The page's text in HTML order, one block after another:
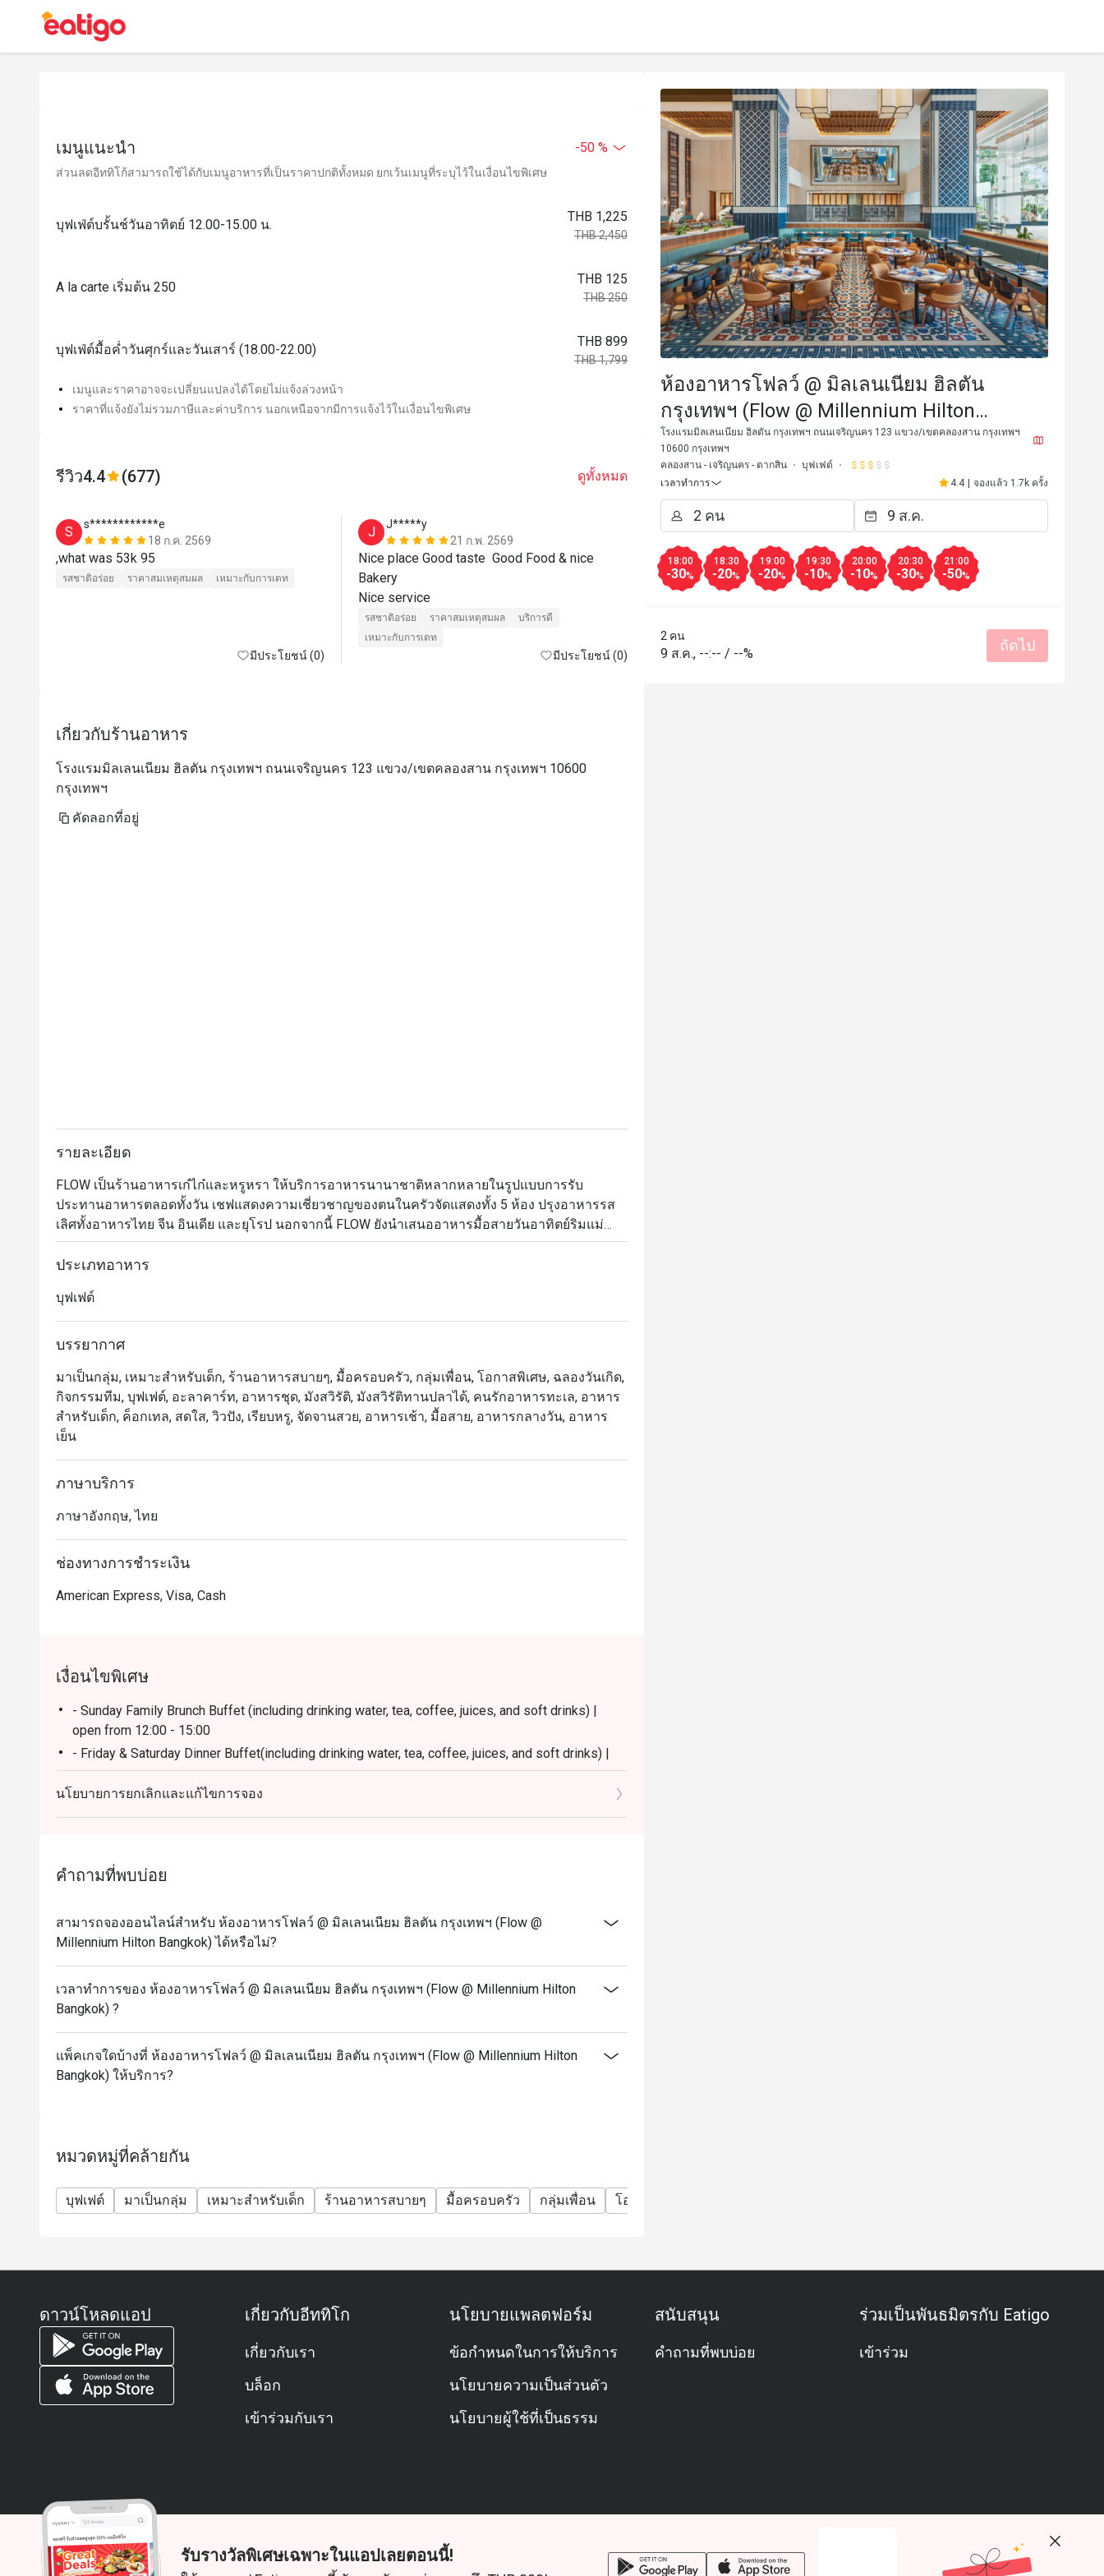
เมนูแนะนำ -50 %
ส่วนลดอีททิโก้สามารถใช้ได้กับเมนูอาหารที่เป็นราคาปกติทั้งหมด ยกเว้นเมนูที่ระบุไว้ในเงื่อนไขพิเศษ
บุฟเฟ่ต์บรั้นช์วันอาทิตย์ 12.00-15.00 น.
THB 1,225
THB 2,450
A la carte เริ่มต้น 250
THB 125
THB 250
บุฟเฟ่ต์มื้อค่ำวันศุกร์และวันเสาร์ (18.00-22.00)
THB 899
THB 1,799
เมนูและราคาอาจจะเปลี่ยนแปลงได้โดยไม่แจ้งล่วงหน้า
ราคาที่แจ้งยังไม่รวมภาษีและค่าบริการ นอกเหนือจากมีการแจ้งไว้ในเงื่อนไขพิเศษ
รีวิว4.4 (677) ดูทั้งหมด
S
s************e
18 ก.ค. 2569
,what was 53k 95
รสชาติอร่อย ราคาสมเหตุสมผล เหมาะกับการเดท
มีประโยชน์ (0)
J
J*****y
21 ก.พ. 2569
Nice place Good taste  Good Food & nice
Bakery
รสชาติอร่อย ราคาสมเหตุสมผล
บริการดี
เหมาะกับการเดท
มีประโยชน์ (0)
M
M****n
one of our favourite buffet places with good
selection, great quality and nice location next
สถานที่สะอาด
J
When it comes to
nails it! 🔥🍽️ Their hot,
Chocolate Tart,
รสชาติอร่อย ราคาสมเหตุสม
เกี่ยวกับร้านอาหาร
โรงแรมมิลเลนเนียม ฮิลตัน กรุงเทพฯ ถนนเจริญนคร 123 แขวง/เขตคลองสาน กรุงเทพฯ 10600
กรุงเทพฯ
คัดลอกที่อยู่
รายละเอียด
FLOW เป็นร้านอาหารเก๋ไก๋และหรูหรา ให้บริการอาหารนานาชาติหลากหลายในรูปแบบการรับ
ประทานอาหารตลอดทั้งวัน เชฟแสดงความเชี่ยวชาญของตนในครัวจัดแสดงทั้ง 5 ห้อง ปรุงอาหารรส
เลิศทั้งอาหารไทย จีน อินเดีย และยุโรป นอกจากนี้ FLOW ยังนำเสนออาหารมื้อสายวันอาทิตย์ริมแม่น้ำ
ที่หรูหรา พร้อมการแสดงดนตรีสด สเตชั่นเนื้อวากิวที่ปรุงแบบสโลว์คุก และโรงละครของหวานขึ้นชื่อ
นอกจากนี้ เพื่อให้ค่ำคืนของคุณประทับใจไม่รู้ลืม FLOW ขอนำเสนอบุฟเฟ่ต์มื้อค่ำเลิศรสที่เน้นอาหาร
Flow @ Millennium Hilton Bangkok คือห้องอาหารนานาชาติที่ให้บริการบุฟเฟ่ต์ โดยตั้งอยู่ชั้น 1 ของ
ริมแม่น้ำเจ้าพระยาโปร่งสบาย เหมาะสำหรับครอบครัวและกลุ่มเพื่อน
・จุดเด่นของร้านคือบุฟเฟ่ต์คุณภาพ ทั้ง ซีฟู้ดสด, ชีสเซเล็กชันหลากชนิด, และเมนูห้ามพลาดอย่าง
Massaman Beef Cheeks รวมถึงโซนพิซซ่าและของหวานที่ได้รับคำชมอย่างมาก พร้อมบริการเอาใจ
ใส่จากทีมงาน
ใจ เหมาะกับทั้งมื้อครอบครัวและโอกาสพิเศษ
・เหมาะสำหรับนักท่องเที่ยวที่มองหาบุฟเฟ่ต์คุณภาพ พร้อมวิวริมแม่น้ำ และตั้งอยู่ใกล้ไอคอนสยาม
ประเภทอาหาร
บุฟเฟต์
บรรยากาศ
มาเป็นกลุ่ม, เหมาะสำหรับเด็ก, ร้านอาหารสบายๆ, มื้อครอบครัว, กลุ่มเพื่อน, โอกาสพิเศษ, ฉลองวันเกิด,
กิจกรรมทีม, บุฟเฟต์, อะลาคาร์ท, อาหารชุด, มังสวิรัติ, มังสวิรัติทานปลาได้, คนรักอาหารทะเล, อาหาร
สำหรับเด็ก, ค็อกเทล, สดใส, วิวปัง, เรียบหรู, จัดจานสวย, อาหารเช้า, มื้อสาย, อาหารกลางวัน, อาหาร
เย็น
ภาษาบริการ
ภาษาอังกฤษ, ไทย
ช่องทางการชำระเงิน
American Express, Visa, Cash
เงื่อนไขพิเศษ
- Sunday Family Brunch Buffet (including drinking water, tea, coffee, juices, and soft drinks) |
open from 12:00 - 15:00
- Friday & Saturday Dinner Buffet(including drinking water, tea, coffee, juices, and soft drinks) |
open from 18:00 - 22:00
- Monday - Thursday: A La Carte menu start 12.00-9.30 PM
- Friday-Saturday: A La Carte menu start 12.00-4.30 PM
* Prices may be changed at any time without further notice on Public holidays, special events
(e.g. Christmas, New Year, Valentine’s day etc.)
more than 15 minutes early your reservation is not valid.
* Discount applies to Buffet and a la carte menu not applicable with drinks menu and any other
restaurant’s ongoing promotion.
Promotion cannot be applied with any other in-house promotions. Please refer to the special
conditions below for more details.
* Menu and pricing subject to change without notice.
** All prices in THB and are exclusive of VAT and service charge unless otherwise indicated
under special conditions.
A: International cuisine with a premium buffet featuring seafood, cheese, and global dishes.
Q: What are the menu highlights?
A: Fresh seafood, cheese selections, Massaman Beef Cheeks, and pizza.
Q: What is the dress code?
San.
นโยบายการยกเลิกและแก้ไขการจอง
คำถามที่พบบ่อย
สามารถจองออนไลน์สำหรับ ห้องอาหารโฟลว์ @ มิลเลนเนียม ฮิลตัน กรุงเทพฯ (Flow @
Millennium Hilton Bangkok) ได้หรือไม่?
เวลาทำการของ ห้องอาหารโฟลว์ @ มิลเลนเนียม ฮิลตัน กรุงเทพฯ (Flow @ Millennium Hilton
Bangkok) ?
แพ็คเกจใดบ้างที่ ห้องอาหารโฟลว์ @ มิลเลนเนียม ฮิลตัน กรุงเทพฯ (Flow @ Millennium Hilton
Bangkok) ให้บริการ?
หมวดหมู่ที่คล้ายกัน
บุฟเฟต์ มาเป็นกลุ่ม เหมาะสำหรับเด็ก ร้านอาหารสบายๆ มื้อครอบครัว กลุ่มเพื่อน โอกาสพิเศษ
ห้องอาหารโฟลว์ @ มิลเลนเนียม ฮิลตัน
กรุงเทพฯ (Flow @ Millennium Hilton
Bangkok)
โรงแรมมิลเลนเนียม ฮิลตัน กรุงเทพฯ ถนนเจริญนคร 123 แขวง/เขตคลองสาน กรุงเทพฯ
10600 กรุงเทพฯ
คลองสาน - เจริญนคร - ตากสิน
บุฟเฟต์
เวลาทำการ
4.4 จองแล้ว 1.7k ครั้ง
18:00
-30%
18:30
-20%
19:00
-20%
19:30
-10%
20:00
-10%
20:30
-30%
21:00
-50%
2 คน
9 ส.ค., --:-- / --% ถัดไป
ดาวน์โหลดแอป เกี่ยวกับอีททิโก
เกี่ยวกับเรา
บล็อก
เข้าร่วมกับเรา
นโยบายแพลตฟอร์ม
ข้อกำหนดในการให้บริการ
นโยบายความเป็นส่วนตัว
นโยบายผู้ใช้ที่เป็นธรรม
สนับสนุน
คำถามที่พบบ่อย
ร่วมเป็นพันธมิตรกับ Eatigo
เข้าร่วม
© 2026 Zoek. สงวนลิขสิทธิ์
รับรางวัลพิเศษเฉพาะในแอปเลยตอนนี้!